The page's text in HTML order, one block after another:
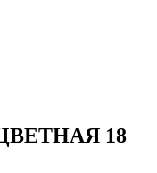
ЦВЕТНАЯ 18